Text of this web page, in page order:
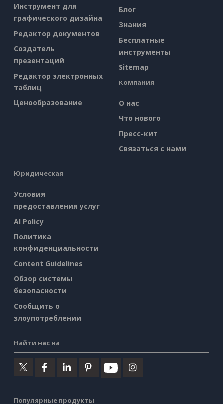
Инструмент для
графического дизайна
Редактор документов
Создатель
презентаций
Редактор электронных
таблиц
Ценообразование
Блог
Знания
Бесплатные
инструменты
Sitemap
Компания
О нас
Что нового
Пресс-кит
Связаться с нами
Юридическая
Условия
предоставления услуг
AI Policy
Политика
конфиденциальности
Content Guidelines
Обзор системы
безопасности
Сообщить о
злоупотреблении
Найти нас на
Популярные продукты